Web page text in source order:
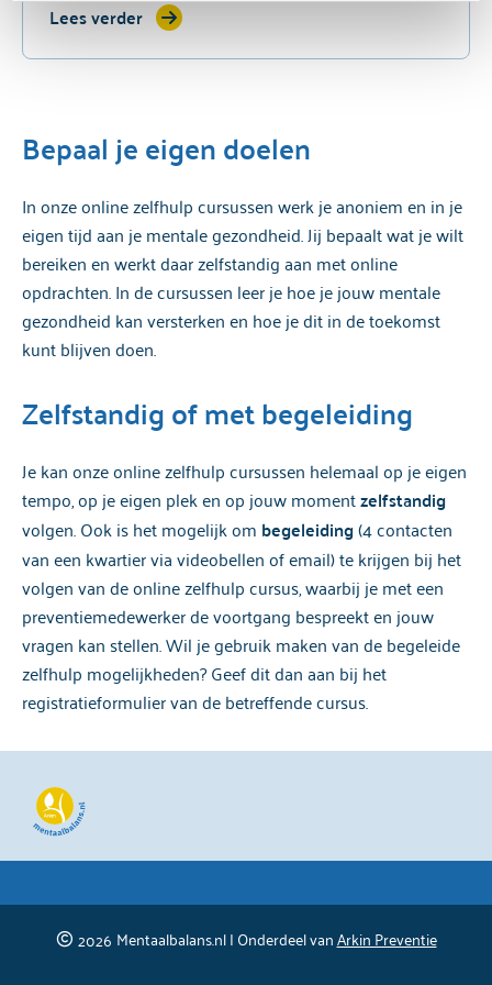
onscookiebeleidraadplegen.
Lees verder
Bepaal je eigen doelen
In onze online zelfhulp cursussen werk je anoniem en in je
eigen tijd aan je mentale gezondheid. Jij bepaalt wat je wilt
bereiken en werkt daar zelfstandig aan met online
opdrachten. In de cursussen leer je hoe je jouw mentale
gezondheid kan versterken en hoe je dit in de toekomst
kunt blijven doen.
Zelfstandig of met begeleiding
Je kan onze online zelfhulp cursussen helemaal op je eigen
tempo, op je eigen plek en op jouw momentzelfstandig
volgen. Ook is het mogelijk om begeleiding(4 contacten
van een kwartier via videobellen of email) te krijgen bij het
volgen van de online zelfhulp cursus, waarbij je met een
preventiemedewerker de voortgang bespreekt en jouw
vragen kan stellen. Wil je gebruik maken van de begeleide
zelfhulp mogelijkheden? Geef dit dan aan bij het
registratieformulier van de betreffende cursus.
2026 Mentaalbalans.nl | Onderdeel vanArkin Preventie